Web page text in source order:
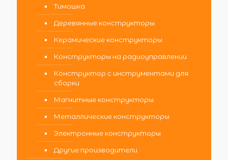
Тимошка
Деревянные конструкторы
Керамические конструкторы
Конструкторы на радиоуправлении
Конструктор с инструментами для
сборки
Магнитные конструкторы
Металлические конструкторы
Электронные конструкторы
Другие производители